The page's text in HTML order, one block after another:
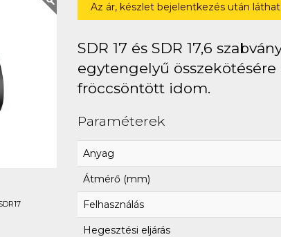
Az ár, készlet bejelentkezés után
SDR 17 és SDR 17,6
egytengelyű
fröccsöntött idom.
Paraméterek
Anyag
Átmérő (mm)
Felhasználás
Hegesztési eljárás